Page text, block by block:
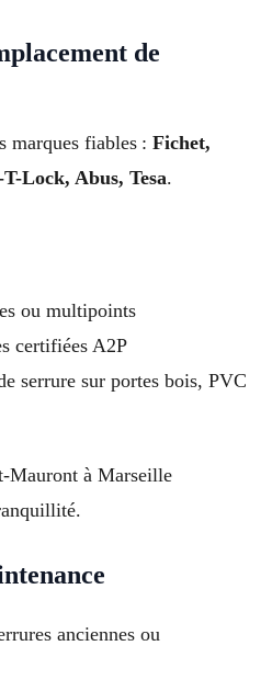
de
marques fiables : Fichet,
Lock, Abus, Tesa.
ou multipoints
certifiées A2P
serrure sur portes bois, PVC
Mauront à Marseille
anciennes ou